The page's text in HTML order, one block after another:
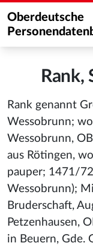
Oberdeutsche
Rank,
Rank genannt
Wessobrunn;
Wessobrunn,
aus Rötingen,
pauper; 1471/
Wessobrunn);
Bruderschaft,
Petzenhausen,
in Beuern, Gde.